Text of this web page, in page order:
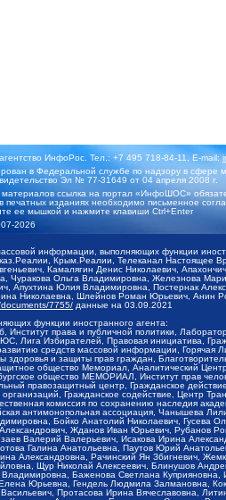
ИнфоРос. Тел.: +7 495 718-84-11, E-mail:
в Федеральной службе по надзору в сфере
Эл № 77-31649 от 04 апреля 2008 г.
ссылка на портал «ИнфоШОС»
печатных изданиях необходимо письменное
ее мышкой и нажмите клавиши Ctrl+Enter
2026
информации, выполняющих функции
Крым.Реалии, Телеканал Настоящее
Камалягин Денис Николаевич,
Чуракова Ольга Владимировна, Железнова
Апухтина Юлия Владимировна, Постернак
Николаевна, Шлейнов Роман Юрьевич, Анин
7755/ данные на 03.09.2021
функции иностранного агента:
Институт права и публичной политики,
Лига Избирателей, Правовая инициатива,
средств массовой информации,
здоровья и защиты прав граждан,
общество Мемориал, Аналитический
общество МЕМОРИАЛ, Институт прав
правозащитный центр, Гражданское
организаций, Гражданское содействие, Центр
комиссия по сохранению наследия
антимонопольная ассоциация, Чанышева
Бойко Анатолий Николаевич, Гусева
Жданов Иван Юрьевич, Рубанов
Валерий Валерьевич, Исакова Ирина
Галина Анатольевна, Паутов Юрий
Александровна, Рачинский Ян Збигневич,
Щур Николай Алексеевич, Блинушов
Баженова Светлана
Юрьевна, Гендель Людмила Залмановна,
Протасова Ирина Вячеславовна,